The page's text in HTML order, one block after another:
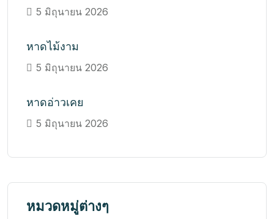
5 มิถุนายน 2026
หาดไม้งาม
5 มิถุนายน 2026
หาดอ่าวเคย
5 มิถุนายน 2026
หมวดหมู่ต่างๆ